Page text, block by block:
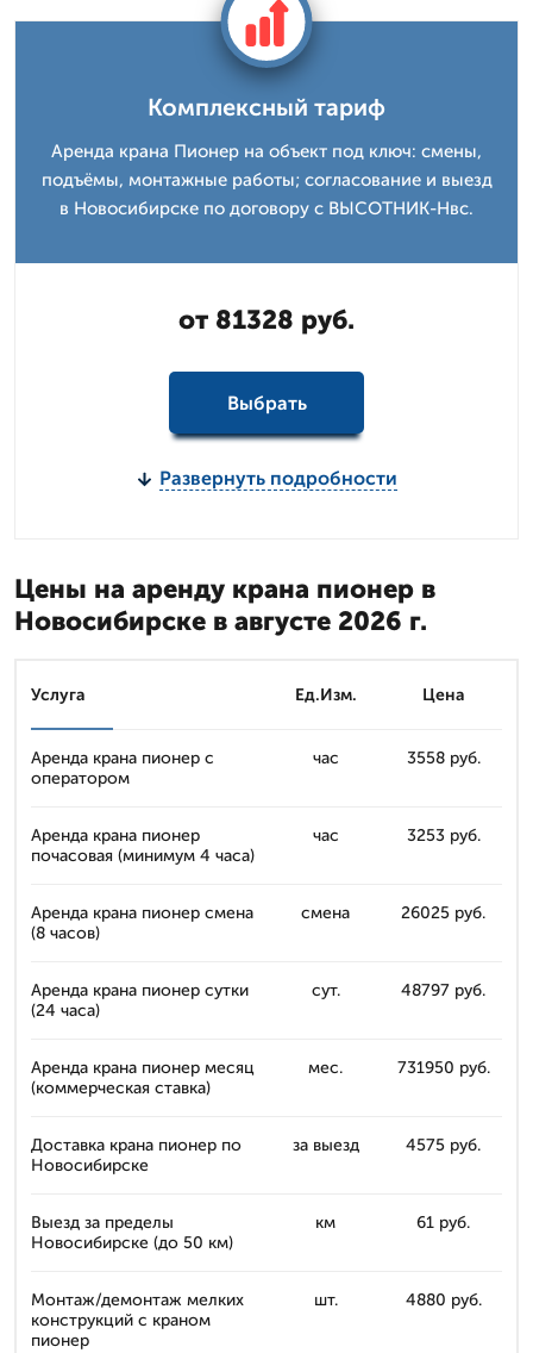
Комплексный тариф
Аренда крана Пионер на объект под ключ: смены,
подъёмы, монтажные работы; согласование и выезд
в Новосибирске по договору с ВЫСОТНИК-Нвс.
от 81328 руб.
Выбрать
Развернуть подробности
Цены на аренду крана пионер в
Новосибирске в августе 2026 г.
Услуга Ед.Изм. Цена
Аренда крана пионер с
оператором
час 3558 руб.
Аренда крана пионер
почасовая (минимум 4 часа)
час 3253 руб.
Аренда крана пионер смена
(8 часов)
смена 26025 руб.
Аренда крана пионер сутки
(24 часа)
сут. 48797 руб.
Аренда крана пионер месяц
(коммерческая ставка)
мес. 731950 руб.
Доставка крана пионер по
Новосибирске
за выезд 4575 руб.
Выезд за пределы
Новосибирске (до 50 км)
км 61 руб.
Монтаж/демонтаж мелких
конструкций с краном
пионер
шт. 4880 руб.